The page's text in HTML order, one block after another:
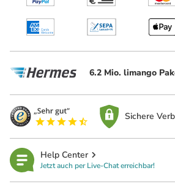
6.2 Mio. limango
Sichere
Help Center
Jetzt auch per Live-Chat erreichbar!